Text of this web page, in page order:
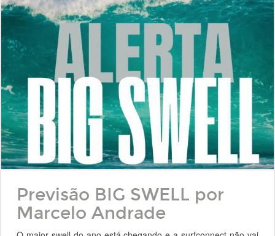
Previsão BIG SWELL por
Marcelo Andrade